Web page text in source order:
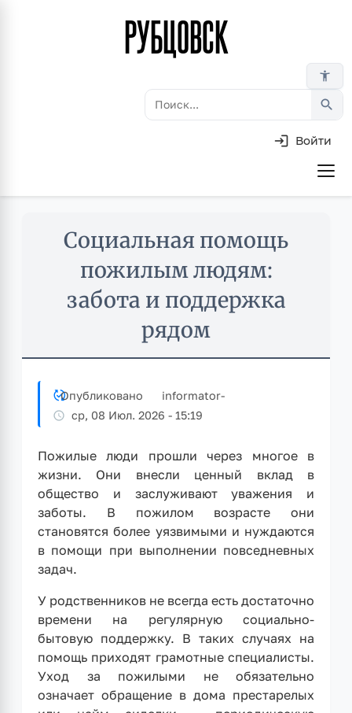
РУБЦОВСК
accessibility_new
search
Войти
Социальная помощь
пожилым людям:
забота и поддержка
рядом
Опубликовано informator-
ср, 08 Июл. 2026 - 15:19
Пожилые люди прошли через многое в
жизни. Они внесли ценный вклад в
общество и заслуживают уважения и
заботы. В пожилом возрасте они
становятся более уязвимыми и нуждаются
в помощи при выполнении повседневных
задач.
У родственников не всегда есть достаточно
времени на регулярную социально-
бытовую поддержку. В таких случаях на
помощь приходят грамотные специалисты.
Уход за пожилыми не обязательно
означает обращение в дома престарелых